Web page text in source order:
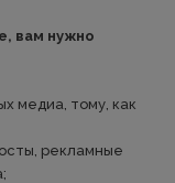
вам нужно
медиа, тому, как
рекламные